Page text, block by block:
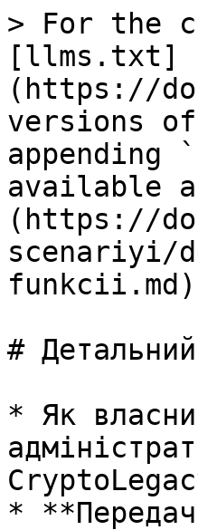
> For the
[llms.txt]
(https://
versions
appending
available
(https://
scenariyi/
#
* Як
*